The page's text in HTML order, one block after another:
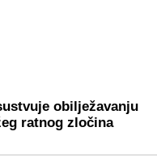
obilježavanju
ratnog zločina